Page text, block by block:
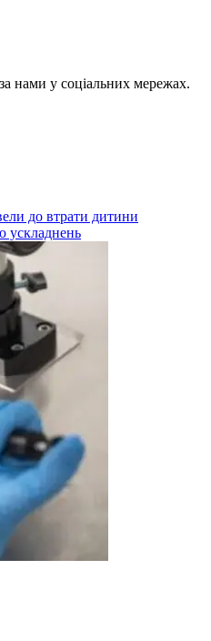
нами у соціальних мережах.
до втрати дитини
ускладнень